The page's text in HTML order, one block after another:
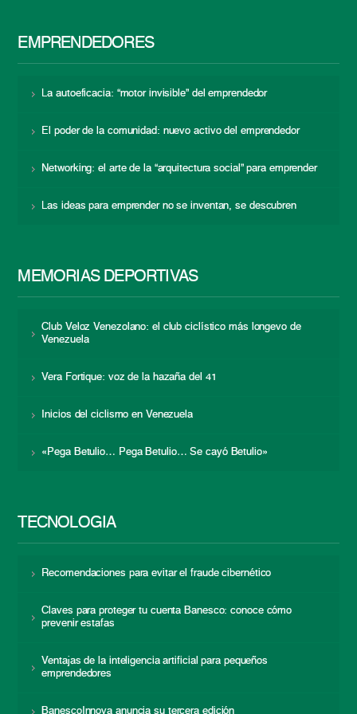
EMPRENDEDORES
La autoeficacia: “motor invisible” del emprendedor
El poder de la comunidad: nuevo activo del emprendedor
Networking: el arte de la “arquitectura social” para emprender
Las ideas para emprender no se inventan, se descubren
MEMORIAS DEPORTIVAS
Club Veloz Venezolano: el club ciclístico más longevo de
Venezuela
Vera Fortique: voz de la hazaña del 41
Inicios del ciclismo en Venezuela
«Pega Betulio… Pega Betulio… Se cayó Betulio»
TECNOLOGÍA
Recomendaciones para evitar el fraude cibernético
Claves para proteger tu cuenta Banesco: conoce cómo
prevenir estafas
Ventajas de la inteligencia artificial para pequeños
emprendedores
BanescoInnova anuncia su tercera edición